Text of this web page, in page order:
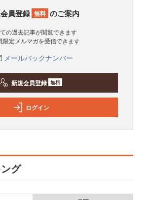
員登録 無料 のご案内
ての過去記事が閲覧できます
限定メルマガを受信できます
メールバックナンバー
新規会員登録 無料
ログイン
グ